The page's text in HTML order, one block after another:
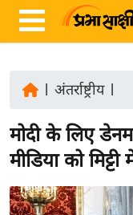
ज़ा
ख
र
अंतर्राष्ट्रीय|
मोदी के लिए
मीडिया को मिट्टी